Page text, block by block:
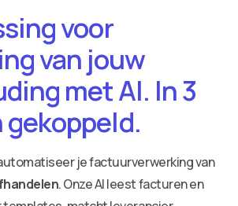
voor
van jouw
met AI. In 3
je factuurverwerking van
. Onze AI leest facturen en